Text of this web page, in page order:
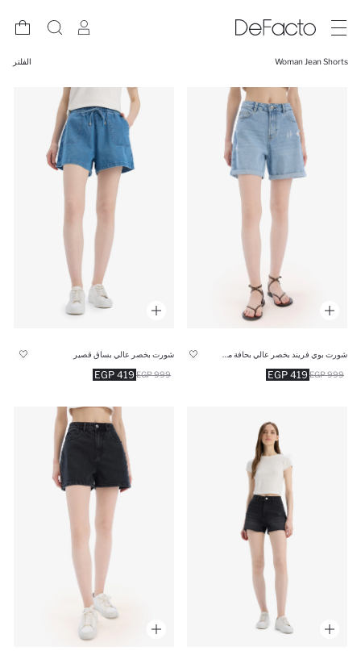
Woman Jean Shorts الفلتر
419 EGP 999 EGP
شورت بخصر عالي بساق قصير
419 EGP 999 EGP